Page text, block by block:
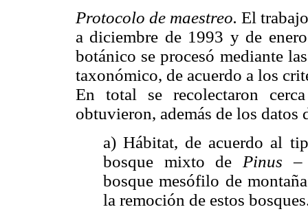
Protocolo de maestreo. El
a diciembre de 1993 y de
botánico se procesó mediante
taxonómico, de acuerdo a los
En total se recolectaron
obtuvieron, además de los
a) Hábitat, de acuerdo al
bosque mixto de Pinus
bosque mesófilo de
la remoción de estos